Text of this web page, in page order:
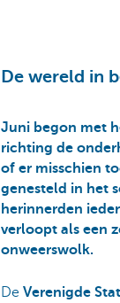
De wereld in
Juni begon met
richting de
of er misschien
genesteld in het
herinnerden
verloopt als een
onweerswolk.
De Verenigde